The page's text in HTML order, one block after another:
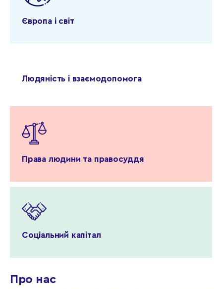
Європа і світ
Людяність і взаємодопомога
Права людини та правосуддя
Соціальний капітал
Про нас